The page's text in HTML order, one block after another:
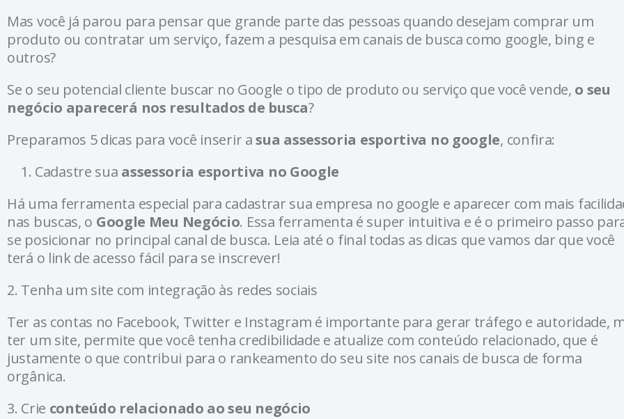
Mas você já parou para pensar que grande parte das pessoas quando desejam comprar um
produto ou contratar um serviço, fazem a pesquisa em canais de busca como google, bing e
outros?
Se o seu potencial cliente buscar no Google o tipo de produto ou serviço que você vende, o seu
negócio aparecerá nos resultados de busca?
Preparamos 5 dicas para você inserir asua assessoria esportiva no google, confira:
Cadastre sua assessoria esportiva no Google
Há uma ferramenta especial para cadastrar sua empresa no google e aparecer com mais
nas buscas, o Google Meu Negócio. Essa ferramenta é super intuitiva e é o primeiro passo
se posicionar no principal canal de busca. Leia até o final todas as dicas que vamos dar que você
terá o link de acesso fácil para se inscrever!
2. Tenha um site com integração às redes sociais
Ter as contas no Facebook, Twitter e Instagram é importante para gerar tráfego e autoridade,
ter um site, permite que você tenha credibilidade e atualize com conteúdo relacionado, que é
justamente o que contribui para o rankeamento do seu site nos canais de busca de forma
orgânica.
3. Crie conteúdo relacionado ao seu negócio